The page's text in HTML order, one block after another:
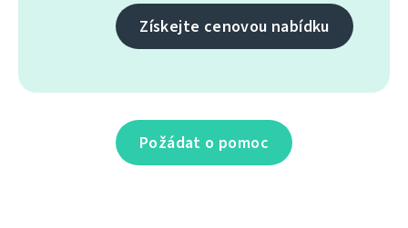
Získejte cenovou nabídku
Požádat o pomoc